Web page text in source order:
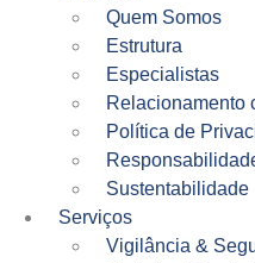
Quem Somos
Estrutura
Especialistas
Relacionamento
Política de
Sustentabilidade
Serviços
Vigilância &